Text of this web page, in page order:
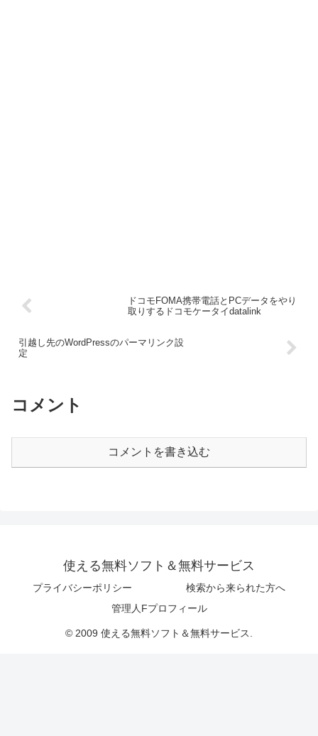
ドコモFOMA携帯電話とPCデータをやり
取りするドコモケータイdatalink
引越し先のWordPressのパーマリンク設
定
コメント
コメントを書き込む
使える無料ソフト＆無料サービス
プライバシーポリシー
検索から来られた方へ
管理人Fプロフィール
© 2009 使える無料ソフト＆無料サービス.